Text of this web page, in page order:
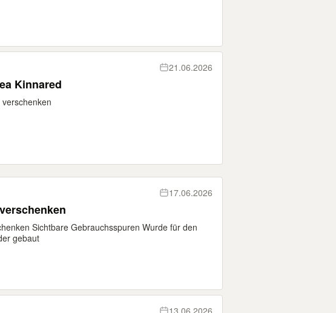
21.06.2026
Kinnared
17.06.2026
Sichtbare Gebrauchsspuren Wurde für den
gebaut
13.06.2026